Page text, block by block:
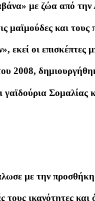
με ζώα από
μαϊμούδες και τους
οι επισκέπτες
2008,
γαϊδούρια
με την
τους ικανότητες